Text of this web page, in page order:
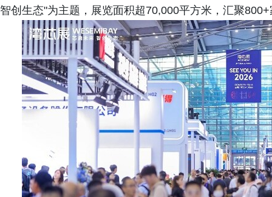
智创生态"为主题，展览面积超70,000平方米，汇聚